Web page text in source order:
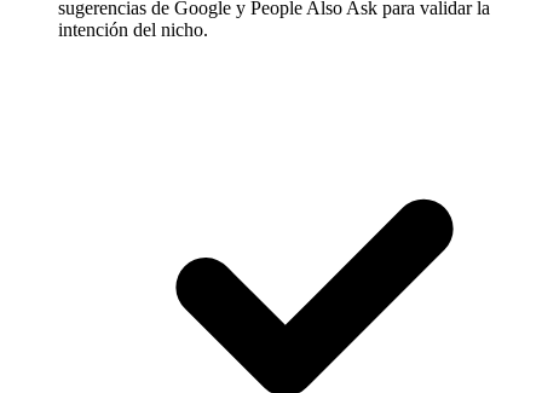
sugerencias de Google y People Also Ask para validar la
intención del nicho.